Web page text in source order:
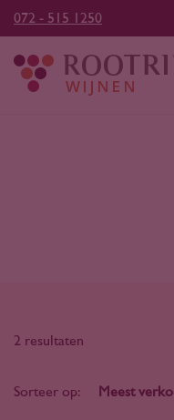
072 - 515 1250
2 resultaten
Sorteer op: